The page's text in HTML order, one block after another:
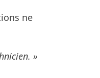
ne
»